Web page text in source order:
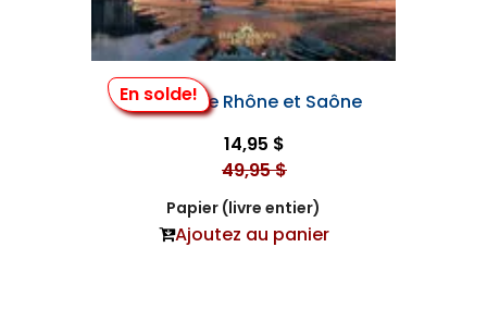
En solde!
Lyon, Entre Rhône et Saône
14,95 $
49,95 $
Papier (livre entier)
Ajoutez au panier